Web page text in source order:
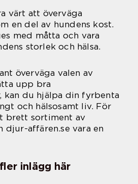
värt att överväga
en del av hundens kost.
med måtta och vara
storlek och hälsa.
överväga valen av
upp bra
du hjälpa din fyrbenta
och hälsosamt liv. För
brett sortiment av
djur-affären.se vara en
inlägg här